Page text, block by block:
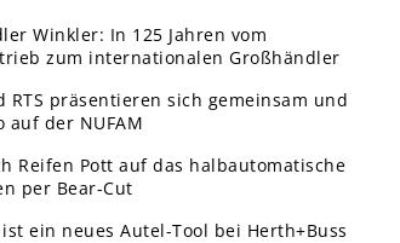
Winkler: In 125 Jahren vom
zum internationalen Großhändler
RTS präsentieren sich gemeinsam und
auf der NUFAM
Reifen Pott auf das halbautomatische
per Bear-Cut
ist ein neues Autel-Tool bei Herth+Buss